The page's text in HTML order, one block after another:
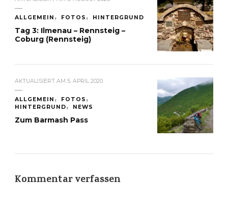
ALLGEMEIN FOTOS HINTERGRUND
Tag 3: Ilmenau – Rennsteig –
Coburg (Rennsteig)
AKTUALISIERT AM 5. APRIL 2020
ALLGEMEIN
FOTOS
HINTERGRUND
NEWS
Zum Barmash Pass
Kommentar verfassen